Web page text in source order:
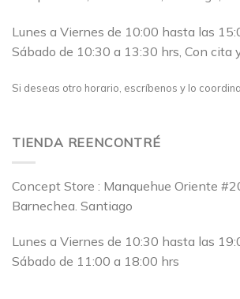
Lunes a Viernes de 10:00 hasta las
Sábado de 10:30 a 13:30 hrs, Con cita
Si deseas otro horario, escríbenos y lo
TIENDA REENCONTRÉ
Concept Store : Manquehue Oriente
Barnechea. Santiago
Lunes a Viernes de 10:30 hasta las
Sábado de 11:00 a 18:00 hrs